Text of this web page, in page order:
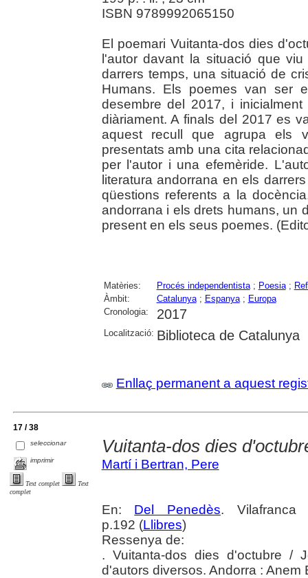
ISBN 9789992065150
El poemari Vuitanta-dos dies
l'autor davant la situació que
darrers temps, una situació de
Humans. Els poemes van ser
desembre del 2017, i
diàriament. A finals del 2017 es
aquest recull que agrupa els
presentats amb una cita
per l'autor i una efemèride.
literatura andorrana en els
qüestions referents a la
andorrana i els drets humans, un
present en els seus poemes.
Matèries: Procés independentista; Poesia;
Àmbit:
Catalunya; Espanya; Europa
Cronologia:
2017
Localització: Biblioteca de Catalunya
Enllaç permanent a aquest
17 / 38
seleccionar
imprimir
Text complet
Text
complet
Vuitanta-dos dies
Martí i Bertran, Pere
En: Del Penedès.
p.192 (Llibres)
Ressenya de:
. Vuitanta-dos dies d'octubre /
d'autors diversos. Andorra : Anem